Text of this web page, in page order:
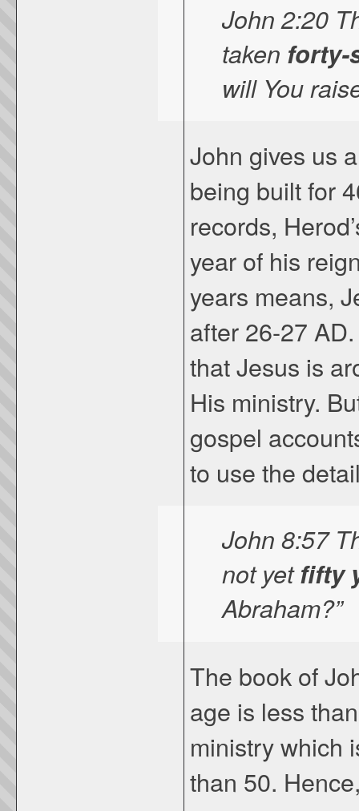
John 2:20
taken forty-
will You
John gives us
being built for
records,
year of his
years means,
after 26-27
that Jesus is
His ministry.
gospel
to use the
John 8:57
not yetfifty
Abraham?”
The book of
age is less
ministry which
than 50.